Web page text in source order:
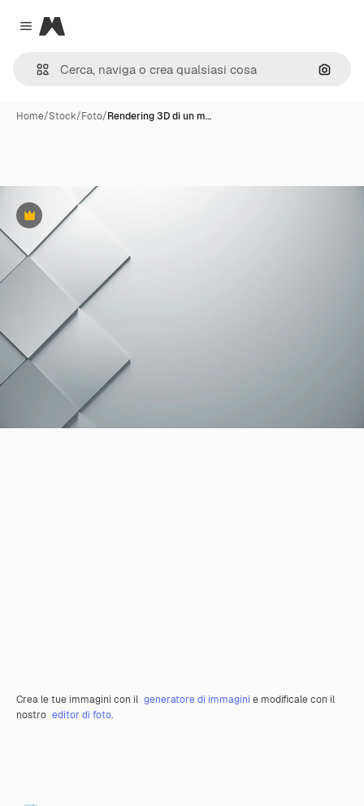
Close menu
Magnific
Cerca
Home/Stock/Foto/Rendering 3D di un m…
Premium
Crea le tue immagini con il generatore di immagini e modificale con il
nostro editor di foto.